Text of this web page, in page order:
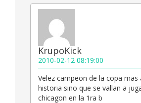
KrupoKick
2010-02-12 08:19:00
Velez campeon de la copa mas
historia sino que se vallan a
chicagon en la 1ra b